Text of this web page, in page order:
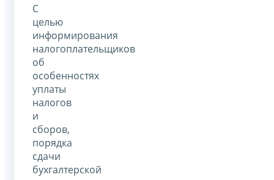
С
целью
информирования
налогоплательщиков
об
особенностях
уплаты
налогов
и
сборов,
порядка
сдачи
бухгалтерской